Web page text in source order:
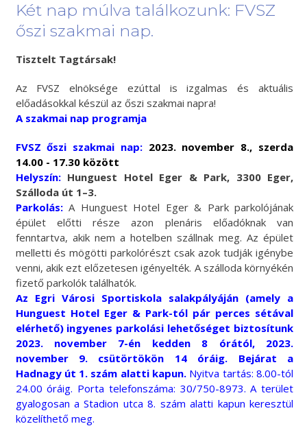
Két nap múlva találkozunk: FVSZ
őszi szakmai nap.
Tisztelt Tagtársak!
Az FVSZ elnöksége ezúttal is izgalmas és aktuális
előadásokkal készül az őszi szakmai napra!
A szakmai nap programja
FVSZ őszi szakmai nap: 2023. november 8., szerda
14.00 - 17.30 között
Helyszín: Hunguest Hotel Eger & Park, 3300 Eger,
Szálloda út 1–3.
Parkolás:A Hunguest Hotel Eger & Park parkolójának
épület előtti része azon plenáris előadóknak van
fenntartva, akik nem a hotelben szállnak meg. Az épület
melletti és mögötti parkolórészt csak azok tudják igénybe
venni, akik ezt előzetesen igényelték. A szálloda környékén
fizető parkolók találhatók.
Az Egri Városi Sportiskola salakpályáján (amely a
Hunguest Hotel Eger & Park-tól pár perces sétával
elérhető) ingyenes parkolási lehetőséget biztosítunk
2023. november 7-én kedden 8 órától, 2023.
november 9. csütörtökön 14 óráig. Bejárat a
Hadnagy út 1. szám alatti kapun. Nyitva tartás: 8.00-tól
24.00 óráig. Porta telefonszáma: 30/750-8973. A terület
gyalogosan a Stadion utca 8. szám alatti kapun keresztül
közelíthető meg.